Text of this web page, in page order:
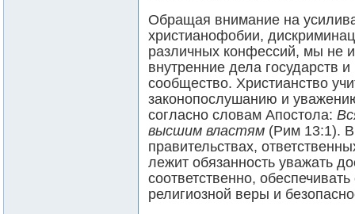
Обращая внимание на
христианофобии,
различных конфессий, мы не
внутренние дела государств
сообщество. Христианство
законопослушанию и
согласно словам Апостола:
высшим властям (Рим 13:1).
правительствах,
лежит обязанность уважать
соответственно,
религиозной веры и